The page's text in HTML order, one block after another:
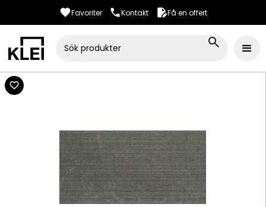
Favoriter Kontakt Få en offert